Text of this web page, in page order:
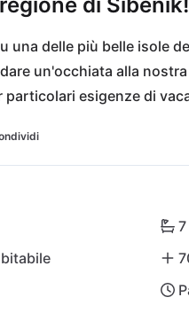
una delle più belle isole
un'occhiata alla
esigenze di
sull'arcipelago delle
il nome, si
il ponte di Tisno,